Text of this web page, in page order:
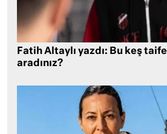
Fatih Altaylı yazdı: Bu keş
aradınız?